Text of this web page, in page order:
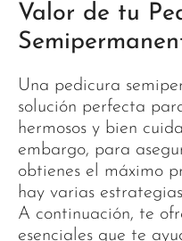
Valor de tu
Una pedicura
solución perfecta
hermosos y bien
embargo, para
obtienes el máximo
hay varias
A continuación, te
esenciales que te